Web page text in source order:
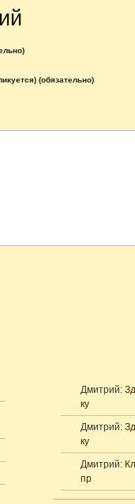
(обязательно)
Дмитрий:
ку
Дмитрий:
ку
Дмитрий:
пр